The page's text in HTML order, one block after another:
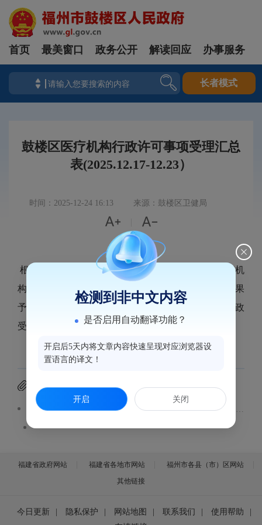
首页 最美窗口 政务公开 解读回应 办事服务
长者模式
鼓楼区医疗机构行政许可事项受理汇总
表(2025.12.17-12.23）
时间：2025-12-24 16:13 来源：鼓楼区卫健局
 
根据《医疗机构管理办法》第三十五条的规定，医疗机
构开业、迁移、更名、变更以及停业、歇业和校验结果
予以公示。现将2025年12月17日至2025年12月23日行政
受理事项汇总表予以公示。公示内容见附件。
鼓楼区医疗机构行政许可事项受理汇总表(2025.12.17-12.23）.pdf
福建省政府网站 福建省各地市网站
福州市各县（市）区网站
其他链接
今日更新 隐私保护 网站地图 联系我们 使用帮助
检测到非中文内容
是否启用自动翻译功能？
开启后5天内将文章内容快速呈现对应浏览器设
置语言的译文！
开启 关闭